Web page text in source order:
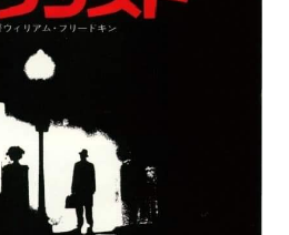
く表記